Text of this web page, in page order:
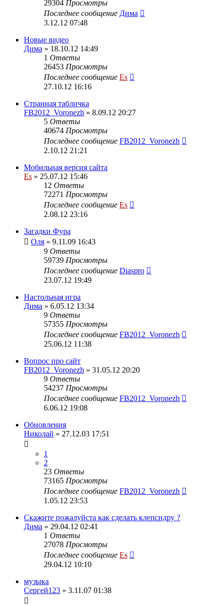
29304 Просмотры
Последнее сообщение Дима
3.12.12 07:48
Новые видео
Дима » 18.10.12 14:49
1 Ответы
26453 Просмотры
Последнее сообщение Es
27.10.12 16:16
Странная табличка
FB2012_Voronezh » 8.09.12 20:27
5 Ответы
40674 Просмотры
Последнее сообщение FB2012_Voronezh
2.10.12 21:21
Мобильная версия сайта
Es » 25.07.12 15:46
12 Ответы
72271 Просмотры
Последнее сообщение Es
2.08.12 23:16
Загадки Фура
Оля » 9.11.09 16:43
9 Ответы
59739 Просмотры
Последнее сообщение Diaspro
23.07.12 19:49
Настольная игра
Дима » 6.05.12 13:34
9 Ответы
57355 Просмотры
Последнее сообщение FB2012_Voronezh
25.06.12 11:38
Вопрос про сайт
FB2012_Voronezh » 31.05.12 20:20
9 Ответы
54237 Просмотры
Последнее сообщение FB2012_Voronezh
6.06.12 19:08
Обновления
Николай » 27.12.03 17:51
1
2
23 Ответы
73165 Просмотры
Последнее сообщение FB2012_Voronezh
1.05.12 23:53
Скажите пожалуйста как сделать клепсидру ?
Дима » 29.04.12 02:41
1 Ответы
27078 Просмотры
Последнее сообщение Es
29.04.12 10:10
музыка
Сергей123 » 3.11.07 01:38